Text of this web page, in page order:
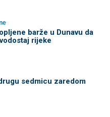
barže u Dunavu da
rijeke
sedmicu zaredom